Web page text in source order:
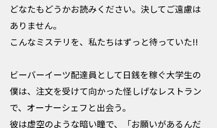
――どなたもどうかお読みください。決してご遠慮は
ありません。
こんなミステリを、私たちはずっと待っていた!!
ビーバーイーツ配達員として日銭を稼ぐ大学生の
僕は、注文を受けて向かった怪しげなレストラン
で、オーナーシェフと出会う。
彼は虚空のような暗い瞳で、「お願いがあるんだ